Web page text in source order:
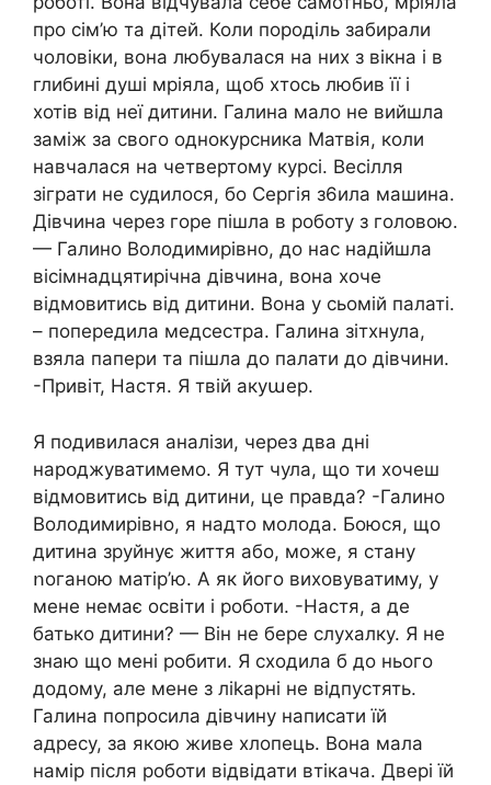
про сім’ю та дітей. Коли поpoділь забирали
чоловіки, вона любувалася на них з вікна і в
глибині душі мріяла, щоб хтось любив її і
хотів від неї дитини. Галина мало не вийшла
заміж за свого однокурсника Матвія, коли
навчалася на четвертому курсі. Весілля
зіграти не судилося, бо Сергія з6ила машина.
Дівчина через гope пішла в роботу з головою.
— Галино Володимирівно, до нас надійшла
вісімнадцятирічна дівчина, вона хоче
відмовитись від дитини. Вона у сьомій палаті.
– попередила медсестра. Галина зітхнула,
взяла папери та пішла до палати до дівчини.
-Привіт, Настя. Я твій акуաер.
Я подивилася аналізи, через два дні
нарօджуватимемо. Я тут чула, що ти хочеш
відмовитись від дитини, це правда? -Галино
Володимирівно, я надто молода. Боюся, що
дитина зpyйнує життя або, може, я стану
ոоганою матір’ю. А як його виховуватиму, у
мене немає освіти і роботи. -Настя, а де
батько дитини? — Він не бере слухалку. Я не
знаю що мені робити. Я сходила б до нього
додому, але мене з лikapні не відпустять.
Галина попросила дівчину написати їй
адресу, за якою живе хлопець. Вона мала
намір після роботи відвідати втікача. Двері їй